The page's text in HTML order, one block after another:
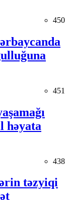
450
451
həyata
438
təzyiqi